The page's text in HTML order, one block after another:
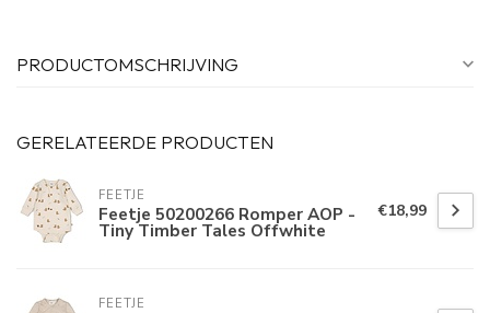
PRODUCTOMSCHRIJVING
GERELATEERDE PRODUCTEN
FEETJE
Feetje 50200266 Romper AOP -
Tiny Timber Tales Offwhite
€18,99
FEETJE